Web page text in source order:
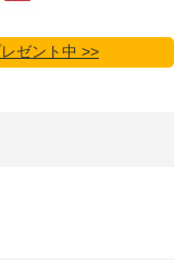
ゼント中 >>